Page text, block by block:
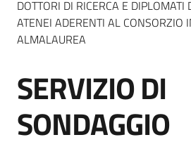
Bandi
e
di
acquisto
DOTTORI DI RICERCA E DIPLOMATI
ATENEI ADERENTI AL CONSORZIO
ALMALAUREA
Salta al contenuto
SERVIZIO DI
SONDAGGIO